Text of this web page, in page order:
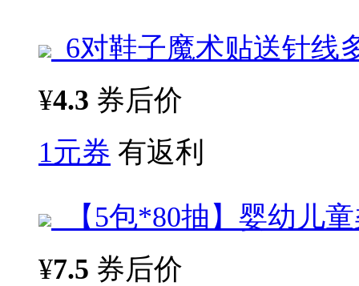
6对鞋子魔术贴送针线
¥4.3 券后价
1元券 有返利
【5包*80抽】婴幼儿
¥7.5 券后价